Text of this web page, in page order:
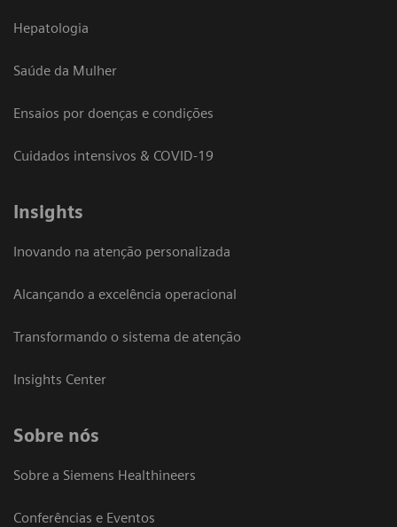
Hepatologia
Saúde da Mulher
Ensaios por doenças e condições
Cuidados intensivos & COVID-19
Insights
Inovando na atenção personalizada
Alcançando a excelência operacional
Transformando o sistema de atenção
Insights Center
Sobre nós
Sobre a Siemens Healthineers
Conferências e Eventos